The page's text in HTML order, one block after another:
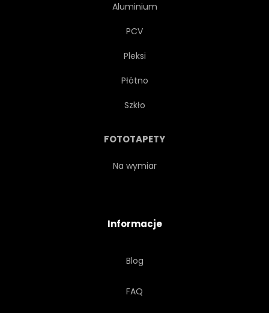
BAŚNIOWY
Aluminium
PCV
Pleksi
Płótno
Szkło
FOTOTAPETY
Na wymiar
Informacje
Blog
FAQ